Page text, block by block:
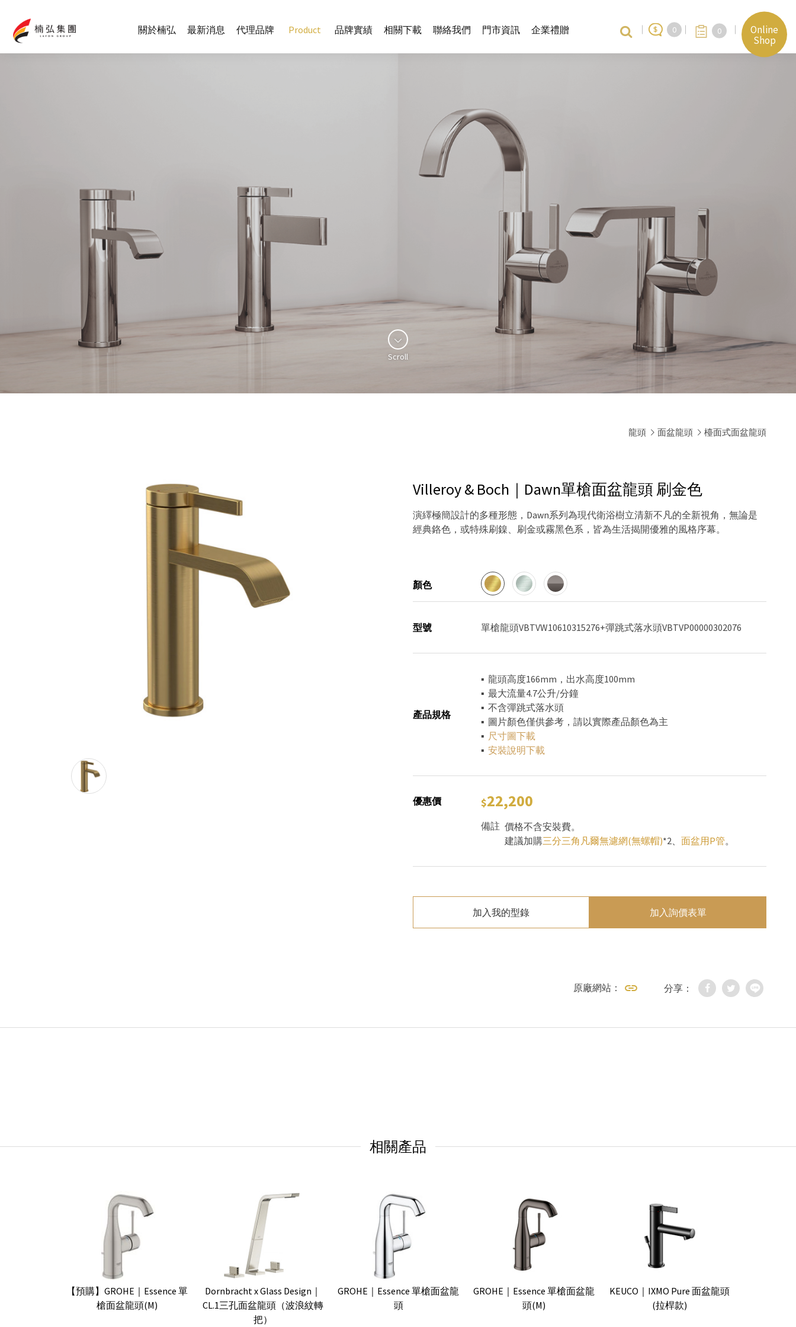
關於楠弘 最新消息 代理品牌 Product 品牌實績 相關下載 聯絡我們 門市資訊 企業禮贈 0 0
Online
Shop
Scroll
龍頭 面盆龍頭 檯面式面盆龍頭
Villeroy & Boch｜Dawn單槍面盆龍頭 刷金色
演繹極簡設計的多種形態，Dawn系列為現代衛浴樹立清新不凡的全新視角，無論是
經典鉻色，或特殊刷鎳、刷金或霧黑色系，皆為生活揭開優雅的風格序幕。
顏色
型號 單槍龍頭VBTVW10610315276+彈跳式落水頭VBTVP00000302076
產品規格
▪ 龍頭高度166mm，出水高度100mm
▪ 最大流量4.7公升/分鐘
▪ 不含彈跳式落水頭
▪ 圖片顏色僅供參考，請以實際產品顏色為主
▪ 尺寸圖下載
▪ 安裝說明下載
優惠價 22,200
備註 價格不含安裝費。
建議加購三分三角凡爾無濾網(無螺帽)*2、 面盆用P管。
加入我的型錄 加入詢價表單
原廠網站： 分享：
相關產品
【預購】GROHE｜Essence 單
槍面盆龍頭(M)
Dornbracht x Glass Design｜
CL.1三孔面盆龍頭（波浪紋轉
把）
GROHE｜Essence 單槍面盆龍
頭
GROHE｜Essence 單槍面盆龍
頭(M)
KEUCO｜IXMO Pure 面盆龍頭
(拉桿款)